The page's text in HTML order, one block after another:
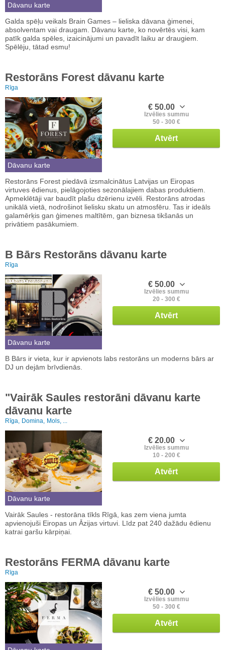
Dāvanu karte
Galda spēļu veikals Brain Games – lieliska dāvana ģimenei,
absolventam vai draugam. Dāvanu karte, ko novērtēs visi, kam
patīk galda spēles, izaicinājumi un pavadīt laiku ar draugiem.
Spēlēju, tātad esmu!
Restorāns Forest dāvanu karte
Rīga
Dāvanu karte
€ 50.00
Izvēlies summu
50 - 300 €
Atvērt
Restorāns Forest piedāvā izsmalcinātus Latvijas un Eiropas
virtuves ēdienus, pielāgojoties sezonālajiem dabas produktiem.
Apmeklētāji var baudīt plašu dzērienu izvēli. Restorāns atrodas
unikālā vietā, nodrošinot lielisku skatu un atmosfēru. Tas ir ideāls
galamērķis gan ģimenes maltītēm, gan biznesa tikšanās un
privātiem pasākumiem.
B Bārs Restorāns dāvanu karte
Rīga
Dāvanu karte
€ 50.00
Izvēlies summu
20 - 300 €
Atvērt
B Bārs ir vieta, kur ir apvienots labs restorāns un moderns bārs ar
DJ un dejām brīvdienās.
"Vairāk Saules restorāni dāvanu karte
dāvanu karte
Rīga, Domina, Mols, ...
Dāvanu karte
€ 20.00
Izvēlies summu
10 - 200 €
Atvērt
Vairāk Saules - restorāna tīkls Rīgā, kas zem viena jumta
apvienojuši Eiropas un Āzijas virtuvi. Līdz pat 240 dažādu ēdienu
katrai garšu kārpiņai.
Restorāns FERMA dāvanu karte
Rīga
€ 50.00
Izvēlies summu
50 - 300 €
Atvērt